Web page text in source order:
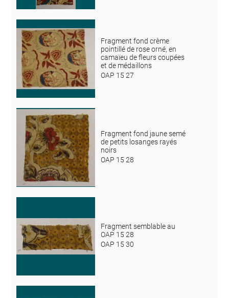
Fragment fond crème
pointillé de rose orné, en
camaïeu de fleurs coupées
et de médaillons
OAP 15 27
Fragment fond jaune semé
de petits losanges rayés
noirs
OAP 15 28
Fragment semblable au
OAP 15 28
OAP 15 30